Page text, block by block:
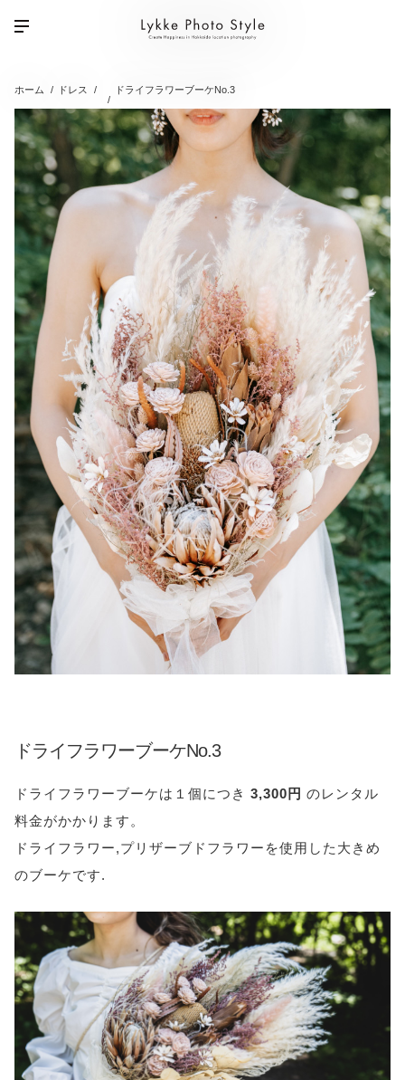
ホーム ドレス ドライフラワーブーケNo.3
ドライフラワーブーケNo.3
ドライフラワーブーケは１個につき 3,300円 のレンタル
料金がかかります。
ドライフラワー,プリザーブドフラワーを使用した大きめ
のブーケです.